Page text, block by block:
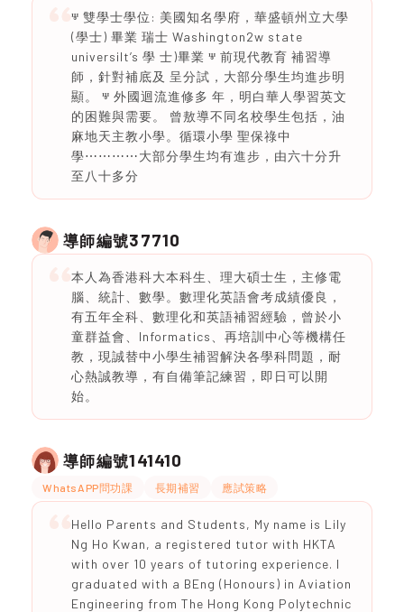
ⱋ 雙學士學位: 美國知名學府，華盛頓州立大學
(學士) 畢業 瑞士 Washington2w state
universiIt’s 學 士)畢業 ⱋ 前現代教育 補習導
師，針對補底及 呈分試，大部分學生均進步明
顯。 ⱋ 外國迴流進修多 年，明白華人學習英文
的困難與需要。 曾敖導不同名校學生包括，油
麻地天主教小學。循環小學 聖保祿中
學⋯⋯⋯⋯大部分學生均有進步，由六十分升
至八十多分
導師編號37710
本人為香港科大本科生、理大碩士生，主修電
腦、統計、數學。數理化英語會考成績優良，
有五年全科、數理化和英語補習經驗，曾於小
童群益會、Informatics、再培訓中心等機構任
教，現誠替中小學生補習解決各學科問題，耐
心熱誠教導，有自備筆記練習，即日可以開
始。
導師編號141410
WhatsAPP問功課 長期補習 應試策略
Hello Parents and Students, My name is Lily
Ng Ho Kwan, a registered tutor with HKTA
with over 10 years of tutoring experience. I
graduated with a BEng (Honours) in Aviation
Engineering from The Hong Kong Polytechnic